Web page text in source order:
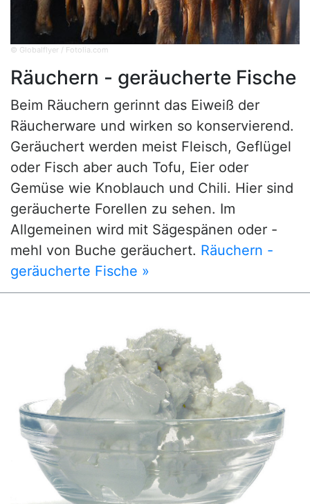
© Globalflyer / Fotolia.com
Räuchern - geräucherte Fische
Beim Räuchern gerinnt das Eiweiß der
Räucherware und wirken so konservierend.
Geräuchert werden meist Fleisch, Geflügel
oder Fisch aber auch Tofu, Eier oder
Gemüse wie Knoblauch und Chili. Hier sind
geräucherte Forellen zu sehen. Im
Allgemeinen wird mit Sägespänen oder -
mehl von Buche geräuchert. Räuchern -
geräucherte Fische »